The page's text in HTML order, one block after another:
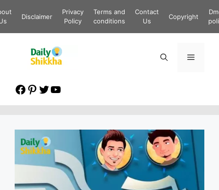
to
Disclaimer
Privacy
Policy
Terms and
conditions
Contact
Us
Copyright
Menu
Facebook
Pinterest
Twitter
YouTube